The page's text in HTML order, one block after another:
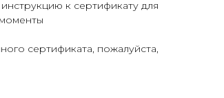
к сертификату для
сертификата, пожалуйста,